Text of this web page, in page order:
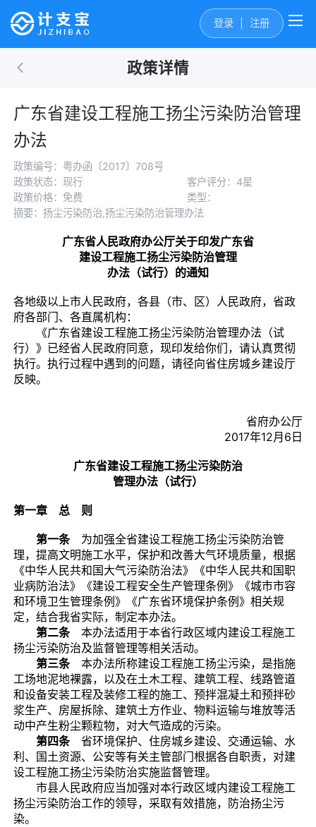
登录 注册
政策详情
广东省建设工程施工扬尘污染防治管理
办法
政策编号：粤办函〔2017〕708号
政策状态：现行
客户评分：4星
政策价格：免费
类型：
摘要：扬尘污染防治,扬尘污染防治管理办法
广东省人民政府办公厅关于印发广东省
建设工程施工扬尘污染防治管理
办法（试行）的通知
各地级以上市人民政府，各县（市、区）人民政府，省政
府各部门、各直属机构：
《广东省建设工程施工扬尘污染防治管理办法（试
行）》已经省人民政府同意，现印发给你们，请认真贯彻
执行。执行过程中遇到的问题，请径向省住房城乡建设厅
反映。
省府办公厅
2017年12月6日
广东省建设工程施工扬尘污染防治
管理办法（试行）
第一章 总 则
第一条为加强全省建设工程施工扬尘污染防治管
理，提高文明施工水平，保护和改善大气环境质量，根据
《中华人民共和国大气污染防治法》《中华人民共和国职
业病防治法》《建设工程安全生产管理条例》《城市市容
和环境卫生管理条例》《广东省环境保护条例》相关规
定，结合我省实际，制定本办法。
第二条本办法适用于本省行政区域内建设工程施工
扬尘污染防治及监督管理等相关活动。
第三条本办法所称建设工程施工扬尘污染，是指施
工场地泥地裸露，以及在土木工程、建筑工程、线路管道
和设备安装工程及装修工程的施工、预拌混凝土和预拌砂
浆生产、房屋拆除、建筑土方作业、物料运输与堆放等活
动中产生粉尘颗粒物，对大气造成的污染。
第四条省环境保护、住房城乡建设、交通运输、水
利、国土资源、公安等有关主管部门根据各自职责，对建
设工程施工扬尘污染防治实施监督管理。
市县人民政府应当加强对本行政区域内建设工程施工
扬尘污染防治工作的领导，采取有效措施，防治扬尘污
染。